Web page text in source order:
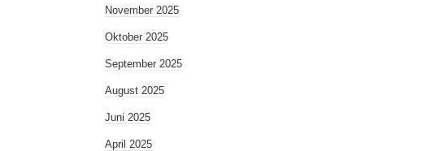
November 2025
Oktober 2025
September 2025
August 2025
Juni 2025
April 2025